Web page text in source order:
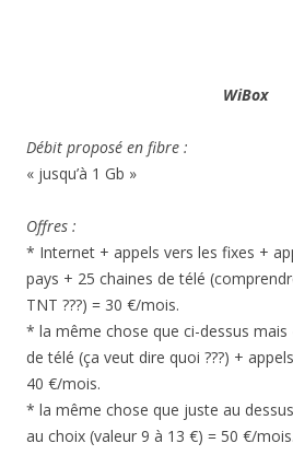
WiBox
Débit proposé en fibre :
« jusqu’à 1 Gb »
Offres :
* Internet + appels vers les fixes +
pays + 25 chaines de télé
TNT ???) = 30 €/mois.
* la même chose que ci-dessus mais
de télé (ça veut dire quoi ???) +
40 €/mois.
* la même chose que juste au
au choix (valeur 9 à 13 €) = 50 €/mois.